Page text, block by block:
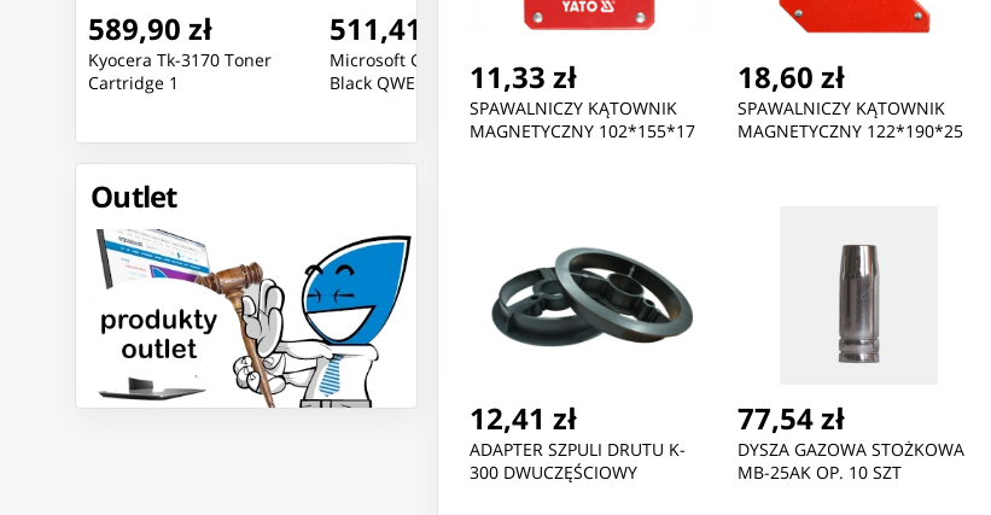
589,90 zł
Kyocera Tk-3170 Toner
Cartridge 1
511,41 zł
Microsoft Go Type Cover
Black QWERTZ
740,15 zł
Zebra Kit, Cutter for Media
with a
109,85 zł
Manhattan Amsterdam
Sling Backpack
Outlet
11,33 zł
SPAWALNICZY KĄTOWNIK
MAGNETYCZNY 102*155*17
18,60 zł
SPAWALNICZY KĄTOWNIK
MAGNETYCZNY 122*190*25
12,41 zł
ADAPTER SZPULI DRUTU K-
300 DWUCZĘŚCIOWY
77,54 zł
DYSZA GAZOWA STOŻKOWA
MB-25AK OP. 10 SZT